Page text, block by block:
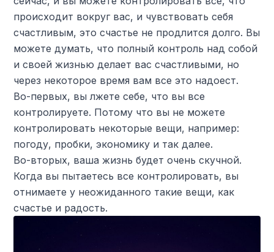
происходит вокруг вас, и чувствовать себя
счастливым, это счастье не продлится долго. Вы
можете думать, что полный контроль над собой
и своей жизнью делает вас счастливыми, но
через некоторое время вам все это надоест.
Во-первых, вы лжете себе, что вы все
контролируете. Потому что вы не можете
контролировать некоторые вещи, например:
погоду, пробки, экономику и так далее.
Во-вторых, ваша жизнь будет очень скучной.
Когда вы пытаетесь все контролировать, вы
отнимаете у неожиданного такие вещи, как
счастье и радость.